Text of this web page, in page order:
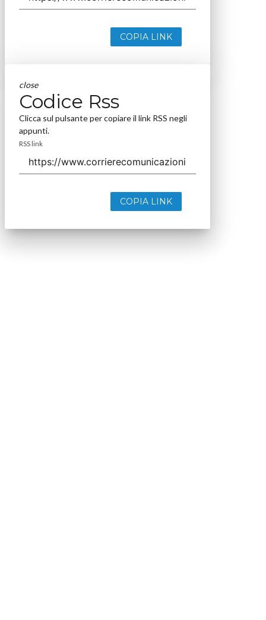
COPIA LINK
close
Codice Rss
Clicca sul pulsante per copiare il link RSS negli
appunti.
RSS link
COPIA LINK